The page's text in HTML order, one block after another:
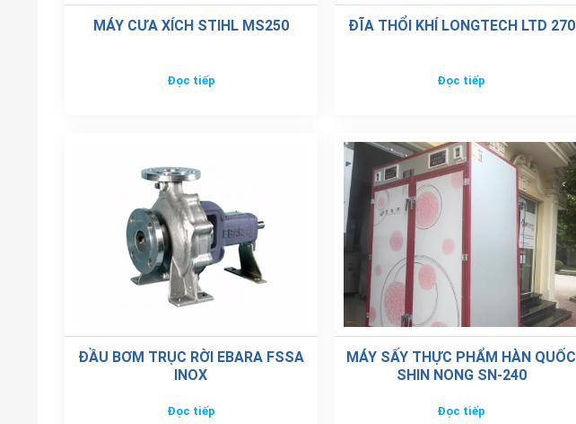
MÁY CƯA XÍCH STIHL MS250
Đọc tiếp
ĐĨA THỔI KHÍ LONGTECH LTD 270
Đọc tiếp
ĐẦU BƠM TRỤC RỜI EBARA FSSA
INOX
Đọc tiếp
MÁY SẤY THỰC PHẨM HÀN QUỐC
SHIN NONG SN-240
Đọc tiếp